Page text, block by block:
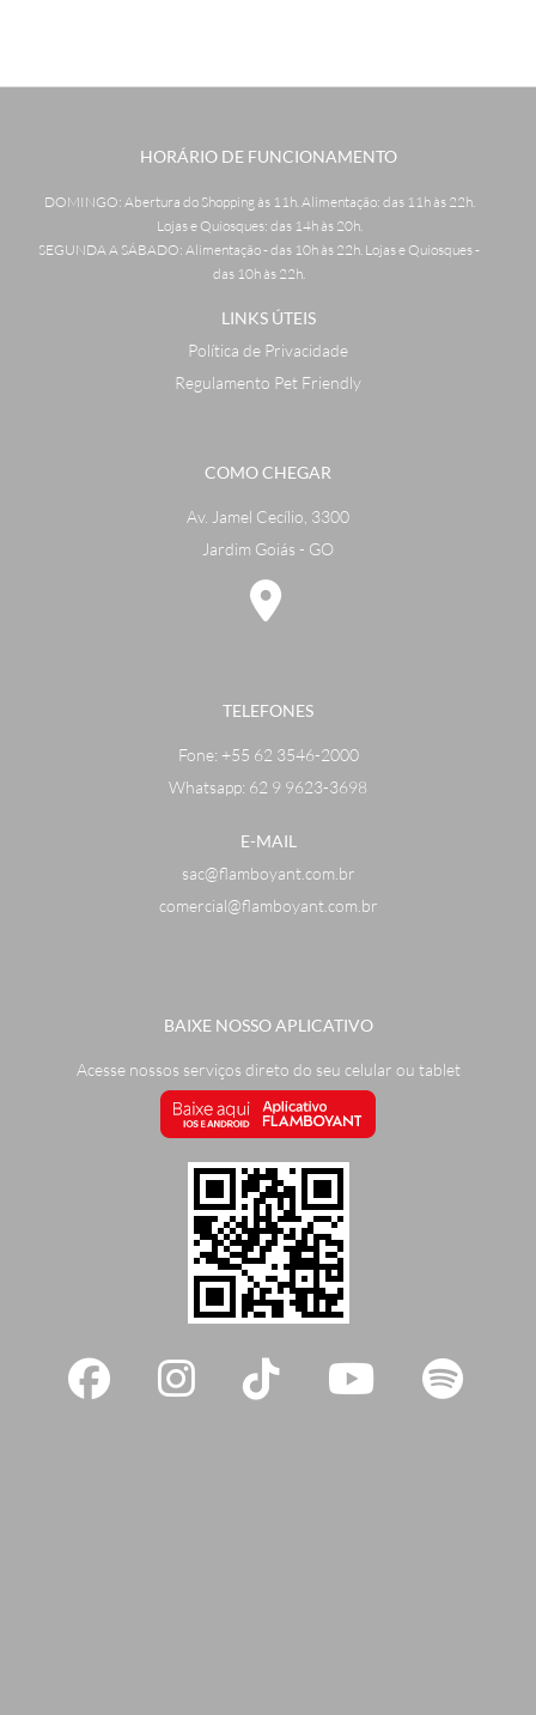
HORÁRIO DE FUNCIONAMENTO
DOMINGO: Abertura do Shopping às 11h. Alimentação: das 11h às 22h.
Lojas e Quiosques: das 14h às 20h.
SEGUNDA A SÁBADO: Alimentação - das 10h às 22h. Lojas e Quiosques -
das 10h às 22h.
LINKS ÚTEIS
Política de Privacidade
Regulamento Pet Friendly
COMO CHEGAR
Av. Jamel Cecílio, 3300
Jardim Goiás - GO
TELEFONES
Fone: +55 62 3546-2000
Whatsapp: 62 9 9623-3698
E-MAIL
sac@flamboyant.com.br
comercial@flamboyant.com.br
BAIXE NOSSO APLICATIVO
Acesse nossos serviços direto do seu celular ou tablet